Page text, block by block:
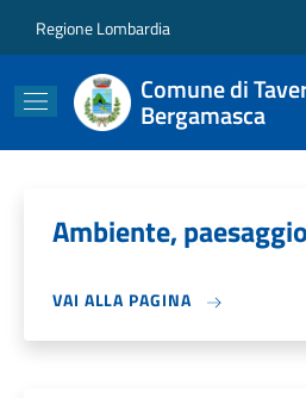
Regione Lombardia
Comune di
Bergamasca
Ambiente,
VAI ALLA PAGINA